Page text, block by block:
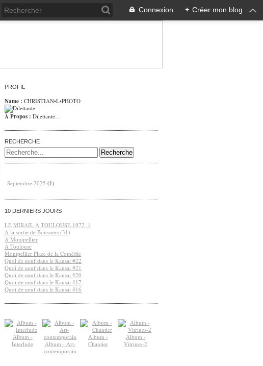
Connexion + Créer mon blog
PROFIL
Name : CHRISTIAN•L•PHOTO
À Propos : Dilettante…
RECHERCHE
Septembre 2025 (1)
10 DERNIERS JOURS
LE MIRAIL A TOULOUSE 1972 .1
A la sortie de Boussens (31)
A Montpellier
A Toulouse
Montpellier Place de la Comédie
Quoi de neuf dans le Kansai #22
Quoi de neuf dans le Kansai #21
Quoi de neuf dans le Kansai #20
Quoi de neuf dans le Kansai #17
Quoi de neuf dans le Kansai #16
Album -
Interlude
Album - Art-
contemporain
Album -
Chantier
Album -
Vitrines-2